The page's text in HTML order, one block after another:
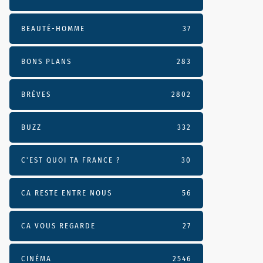
BEAUTÉ-HOMME 37
BONS PLANS 283
BRÈVES 2802
BUZZ 332
C'EST QUOI TA FRANCE ? 30
CA RESTE ENTRE NOUS 56
CA VOUS REGARDE 27
CINÉMA 2546